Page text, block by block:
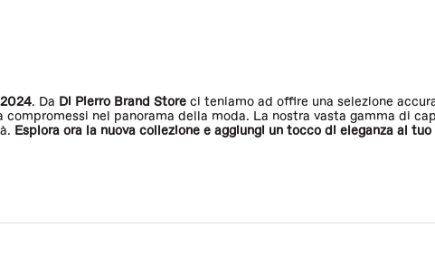
. Da Di Pierro Brand Store ci teniamo ad offire una selezione
compromessi nel panorama della moda. La nostra vasta gamma di
Esplora ora la nuova collezione e aggiungi un tocco di eleganza al tuo